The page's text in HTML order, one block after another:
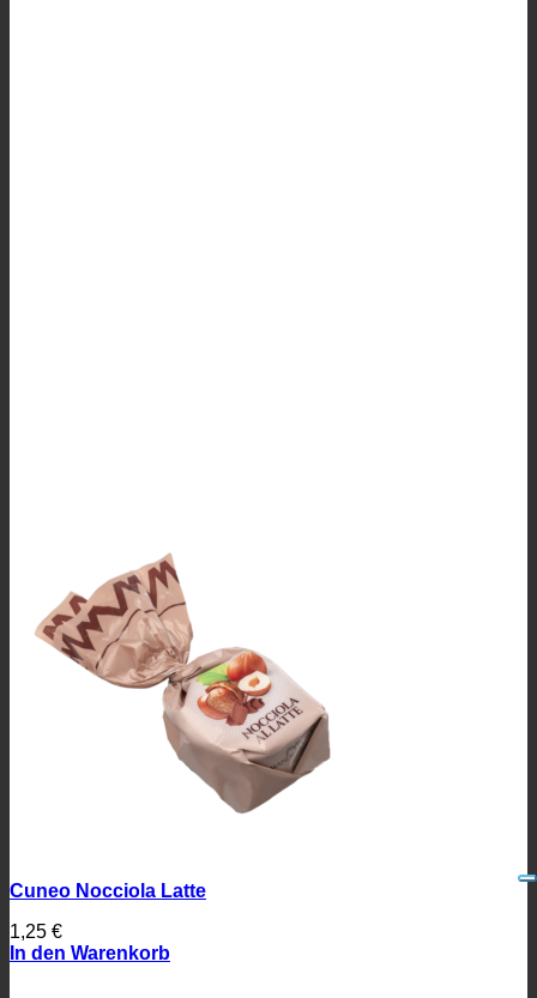
Cuneo Nocciola Latte
1,25 €
In den Warenkorb